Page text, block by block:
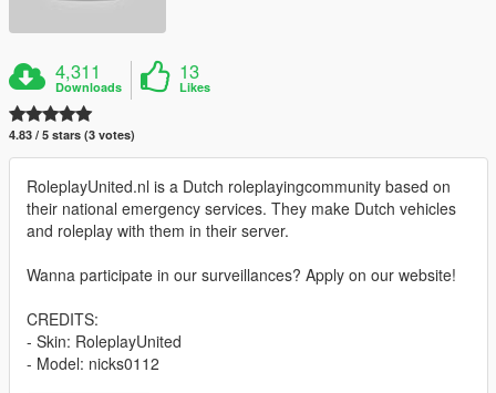
4,311
Downloads
13
Likes
4.83 / 5 stars (3 votes)
RoleplayUnited.nl is a Dutch roleplayingcommunity based on
their national emergency services. They make Dutch vehicles
and roleplay with them in their server.
Wanna participate in our surveillances? Apply on our website!
CREDITS:
- Skin: RoleplayUnited
- Model: nicks0112